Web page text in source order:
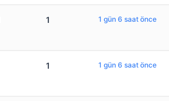
1 1 gün 6 saat önce
1 1 gün 6 saat önce